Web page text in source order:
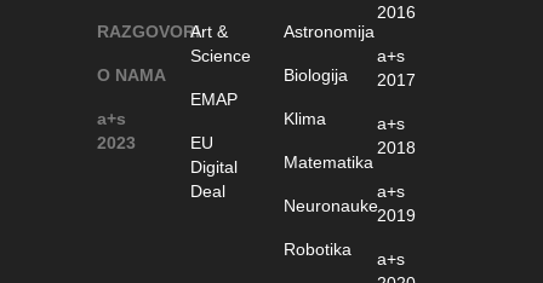
RAZGOVORI
O NAMA
a+s
2023
Art &
Science
EMAP
EU
Digital
Deal
Astronomija
Biologija
Klima
Matematika
Neuronauke
Robotika
2016
a+s
2017
a+s
2018
a+s
2019
a+s